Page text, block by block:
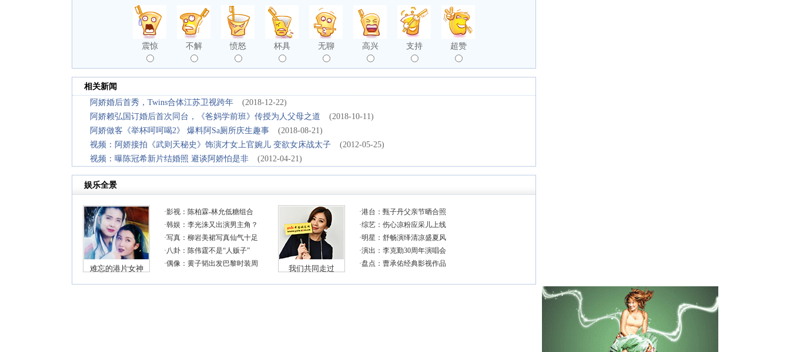
震惊 不解 愤怒 杯具 无聊 高兴 支持 超赞
相关新闻
阿娇婚后首秀，Twins合体江苏卫视跨年
(2018-12-22)
阿娇赖弘国订婚后首次同台，《爸妈学前班》传授为人父母之道
(2018-10-11)
阿娇做客《举杯呵呵喝2》 爆料阿Sa厕所庆生趣事
(2018-08-21)
视频：阿娇接拍《武则天秘史》饰演才女上官婉儿 变欲女床战太子
(2012-05-25)
视频：曝陈冠希新片结婚照 避谈阿娇怕是非
(2012-04-21)